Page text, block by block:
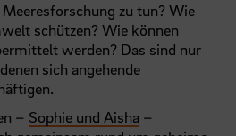
zu tun? Wie
schützen? Wie können
werden? Das sind nur
sich angehende
– Sophie und Aisha –